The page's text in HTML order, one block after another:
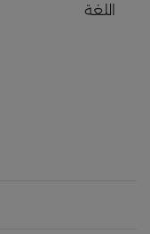
اللغة